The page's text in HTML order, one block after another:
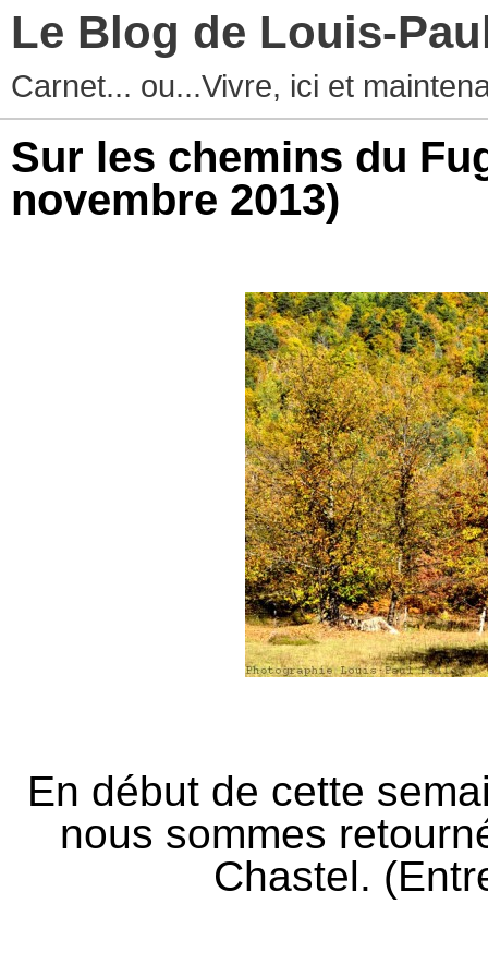
Le Blog de Louis-
Carnet... ou...Vivre, ici et
Sur les chemins du
novembre 2013)
En début de cette
nous sommes
Chastel.